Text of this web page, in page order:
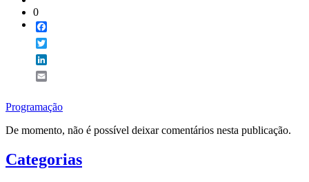
0
Programação
De momento, não é possível deixar comentários nesta publicação.
Categorias